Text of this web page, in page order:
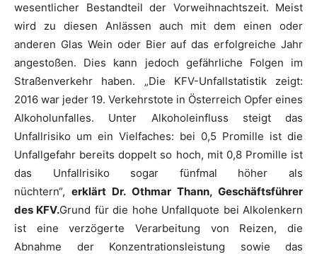
wesentlicher Bestandteil der Vorweihnachtszeit. Meist
wird zu diesen Anlässen auch mit dem einen oder
anderen Glas Wein oder Bier auf das erfolgreiche Jahr
angestoßen. Dies kann jedoch gefährliche Folgen im
Straßenverkehr haben. „Die KFV-Unfallstatistik zeigt:
2016 war jeder 19. Verkehrstote in Österreich Opfer eines
Alkoholunfalles. Unter Alkoholeinfluss steigt das
Unfallrisiko um ein Vielfaches: bei 0,5 Promille ist die
Unfallgefahr bereits doppelt so hoch, mit 0,8 Promille ist
das Unfallrisiko sogar fünfmal höher als
nüchtern“,erklärt Dr. Othmar Thann, Geschäftsführer
des KFV.Grund für die hohe Unfallquote bei Alkolenkern
ist eine verzögerte Verarbeitung von Reizen, die
Abnahme der Konzentrationsleistung sowie das